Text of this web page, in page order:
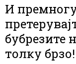
И
бубрезите
толку брзо!